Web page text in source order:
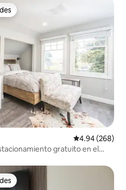
preferido
Calificación
4.94 (268)
gratuito en el
preferido